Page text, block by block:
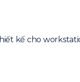
kế cho